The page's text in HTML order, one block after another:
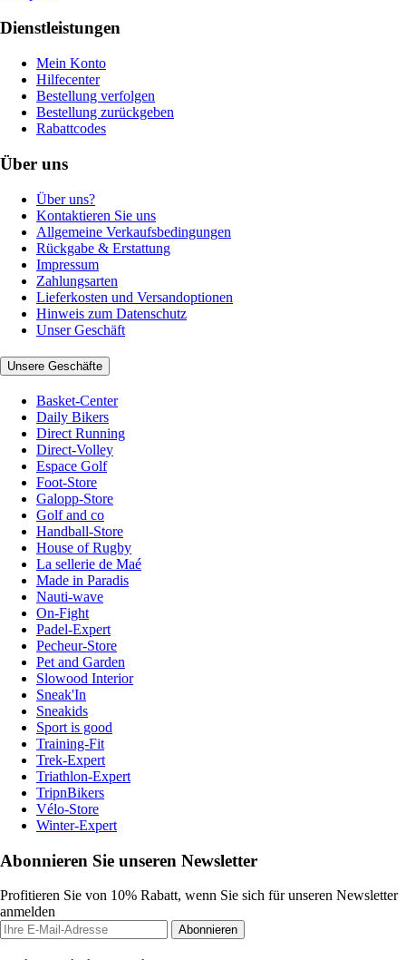
Dienstleistungen
Mein Konto
Hilfecenter
Bestellung verfolgen
Bestellung zurückgeben
Rabattcodes
Über uns
Über uns?
Kontaktieren Sie uns
Allgemeine Verkaufsbedingungen
Rückgabe & Erstattung
Impressum
Zahlungsarten
Lieferkosten und Versandoptionen
Hinweis zum Datenschutz
Unser Geschäft
Unsere Geschäfte
Basket-Center
Daily Bikers
Direct Running
Direct-Volley
Espace Golf
Foot-Store
Galopp-Store
Golf and co
Handball-Store
House of Rugby
La sellerie de Maé
Made in Paradis
Nauti-wave
On-Fight
Padel-Expert
Pecheur-Store
Pet and Garden
Slowood Interior
Sneak'In
Sneakids
Sport is good
Training-Fit
Trek-Expert
Triathlon-Expert
TripnBikers
Vélo-Store
Winter-Expert
Abonnieren Sie unseren Newsletter
Profitieren Sie von 10% Rabatt, wenn Sie sich für unseren Newsletter
anmelden
Abonnieren